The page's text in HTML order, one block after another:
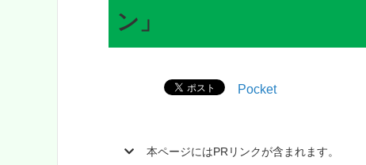
ン」
Pocket
本ページにはPRリンクが含まれます。